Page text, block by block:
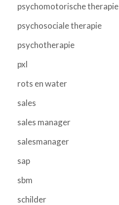
psychomotorische therapie
psychosociale therapie
psychotherapie
pxl
rots en water
sales
sales manager
salesmanager
sap
sbm
schilder